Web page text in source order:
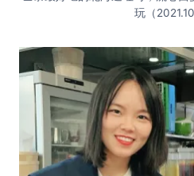
玩（